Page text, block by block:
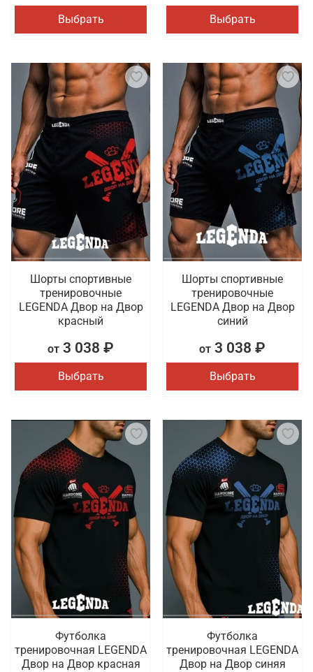
Выбрать Выбрать
Шорты спортивные
тренировочные
LEGENDA Двор на Двор
красный
от 3 038 ₽
Выбрать
Шорты спортивные
тренировочные
LEGENDA Двор на Двор
синий
от 3 038 ₽
Выбрать
Футболка
тренировочная LEGENDA
Двор на Двор красная
Футболка
тренировочная LEGENDA
Двор на Двор синяя